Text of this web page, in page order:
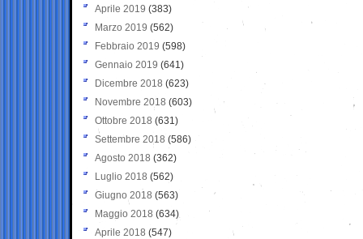
Aprile 2019 (383)
Marzo 2019 (562)
Febbraio 2019 (598)
Gennaio 2019 (641)
Dicembre 2018 (623)
Novembre 2018 (603)
Ottobre 2018 (631)
Settembre 2018 (586)
Agosto 2018 (362)
Luglio 2018 (562)
Giugno 2018 (563)
Maggio 2018 (634)
Aprile 2018 (547)